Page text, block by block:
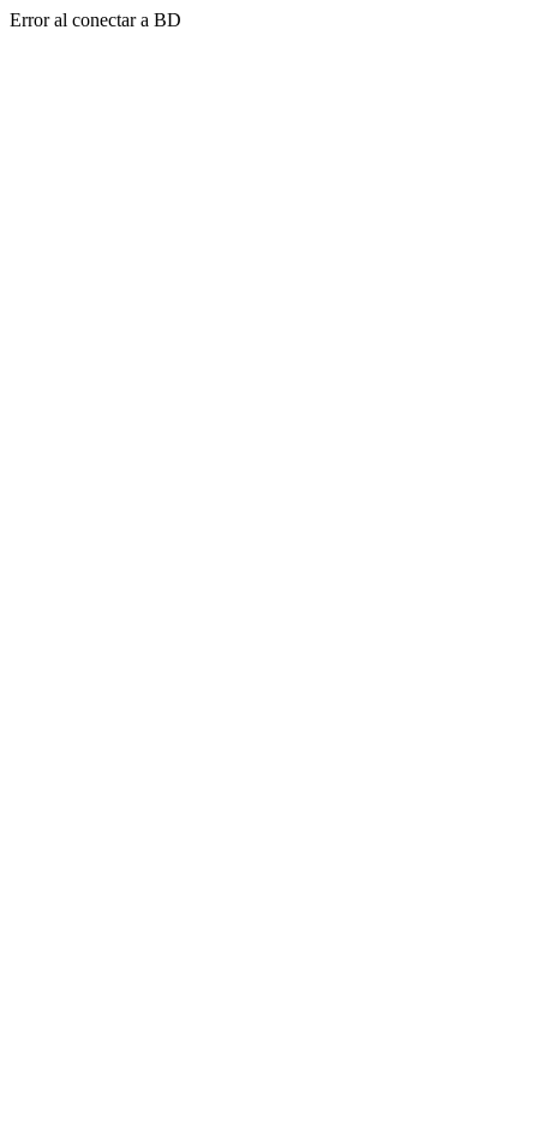
Error al conectar a BD